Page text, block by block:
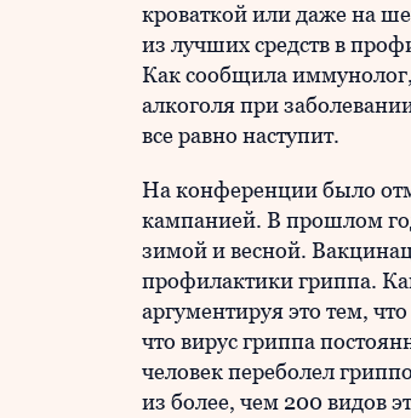
кроваткой или даже на
из лучших средств в
Как сообщила
алкоголя при
все равно наступит.
На конференции было
кампанией. В прошлом
зимой и весной.
профилактики гриппа.
аргументируя это тем,
что вирус гриппа
человек переболел
из более, чем 200 видов